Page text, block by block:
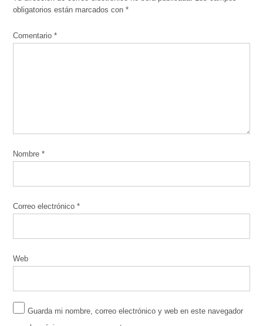
obligatorios están marcados con*
Comentario*
Nombre*
Correo electrónico*
Web
Guarda mi nombre, correo electrónico y web en este navegador